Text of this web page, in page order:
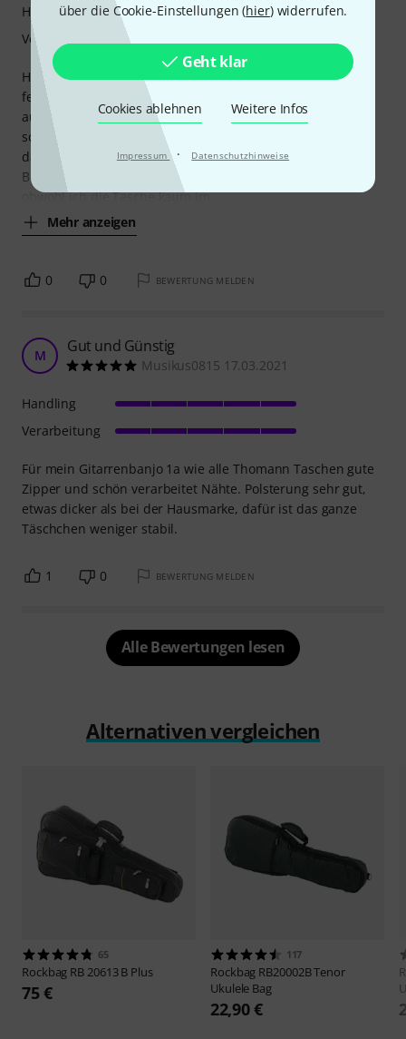
über die Cookie-Einstellungen (hier) widerrufen.
Geht klar
Cookies ablehnen Weitere Infos
Impressum · Datenschutzhinweise
Habe die Tasche für mein Goodtime 2 bestellt und
festgestellt, dass sie wirklich nur für Leichtgewichte
ausgelegt ist – wenn überhaupt. Habe ein einziges Mal ein
schwereres Banjo mit Tonring darin transportiert und bald
darauf haben sich die Nähte an den Gurten gelöst. Am
Boden hat sich nach kurzer Zeit ein Riss gebildet. Und das,
obwohl ich die Tasche kaum im
Mehr anzeigen
Handling
Verarbeitung
0 0 BEWERTUNG MELDEN
M Gut und Günstig
Musikus0815 17.03.2021
Für mein Gitarrenbanjo 1a wie alle Thomann Taschen gute
Zipper und schön verarbeitet Nähte. Polsterung sehr gut,
etwas dicker als bei der Hausmarke, dafür ist das ganze
Täschchen weniger stabil.
Handling
Verarbeitung
1 0 BEWERTUNG MELDEN
Alle Bewertungen lesen
Alternativen vergleichen
65
Rockbag RB 20613 B Plus
75 €
117
Rockbag RB20002B Tenor
Ukulele Bag
22,90 €